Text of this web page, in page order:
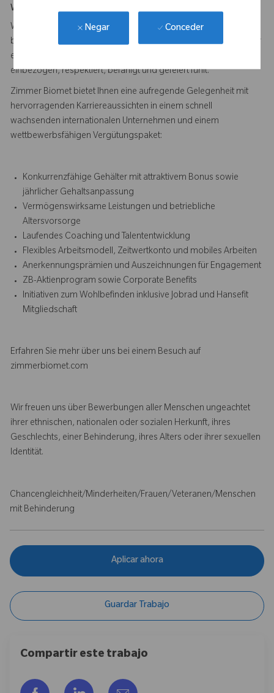
Negar Conceder
Wie ist es bei Zimmer Biomet zu arbeiten?
Wir bei Zimmer Biomet glauben an The Power of Us, was
bedeutet, dass wir gemeinsam stärker sind. Wir setzen uns dafür
ein, ein Umfeld zu schaffen, in dem sich jedes Teammitglied
einbezogen, respektiert, befähigt und gefeiert fühlt.
Zimmer Biomet bietet Ihnen eine aufregende Gelegenheit mit
hervorragenden Karriereaussichten in einem schnell
wachsenden internationalen Unternehmen und einem
wettbewerbsfähigen Vergütungspaket:
Konkurrenzfähige Gehälter mit attraktivem Bonus sowie
jährlicher Gehaltsanpassung
Vermögenswirksame Leistungen und betriebliche
Altersvorsorge
Laufendes Coaching und Talententwicklung
Flexibles Arbeitsmodell, Zeitwertkonto und mobiles Arbeiten
Anerkennungsprämien und Auszeichnungen für Engagement
ZB-Aktienprogram sowie Corporate Benefits
Initiativen zum Wohlbefinden inklusive Jobrad und Hansefit
Mitgliedschaft
Erfahren Sie mehr über uns bei einem Besuch auf
zimmerbiomet.com
Wir freuen uns über Bewerbungen aller Menschen ungeachtet
ihrer ethnischen, nationalen oder sozialen Herkunft, ihres
Geschlechts, einer Behinderung, ihres Alters oder ihrer sexuellen
Identität.
Chancengleichheit/Minderheiten/Frauen/Veteranen/Menschen
mit Behinderung
Aplicar ahora
Guardar Trabajo
Compartir este trabajo